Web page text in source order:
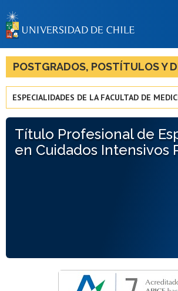
BIBLIOTECAS
LA UNIVERSIDAD
Estudiantes
Académicas/os
Funcionarias/os
POSTGRADOS, POSTÍTULOS Y
ESPECIALIDADES DE LA FACULTAD DE
Título Profesional de
en Cuidados Intensivos